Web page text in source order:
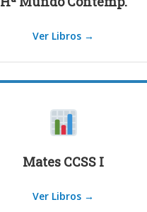
Ver Libros →
Mates CCSS I
Ver Libros →